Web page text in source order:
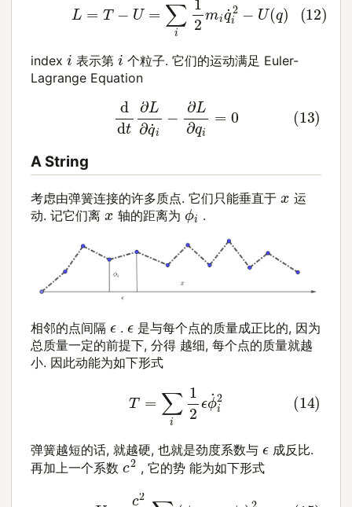
indexi 表示第i 个粒子. 它们的运动满足 Euler-
Lagrange Equation
d t∂L i−∂
A String
考虑由弹簧连接的许多质点. 它们只能垂直于x 运
动. 记它们离x 轴的距离为 ϕi .
相邻的点间隔ϵ .ϵ 是与每个点的质量成正比的, 因为
总质量一定的前提下, 分得 越细, 每个点的质量就越
小. 因此动能为如下形式
=∑i1 2 ϕ
弹簧越短的话, 就越硬, 也就是劲度系数与ϵ 成反比.
再加上一个系数c2, 它的势 能为如下形式
=c